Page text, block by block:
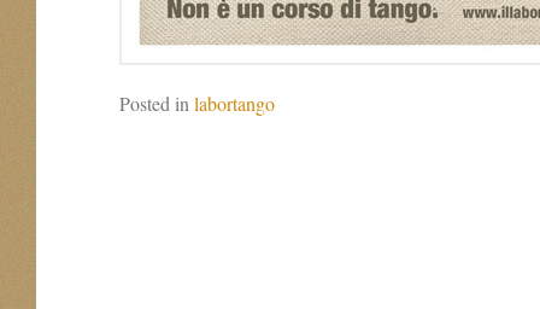
Posted in labortango